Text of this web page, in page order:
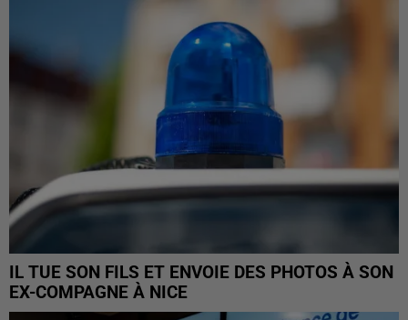
IL TUE SON FILS ET ENVOIE DES PHOTOS À SON
EX-COMPAGNE À NICE